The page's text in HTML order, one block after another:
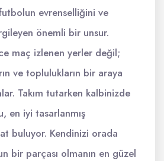
evrenselliğini ve
önemli bir unsur.
maç izlenen yerler değil;
ve toplulukların bir araya
Takım tutarken kalbinizde
en iyi tasarlanmış
buluyor. Kendinizi orada
bir parçası olmanın en güzel